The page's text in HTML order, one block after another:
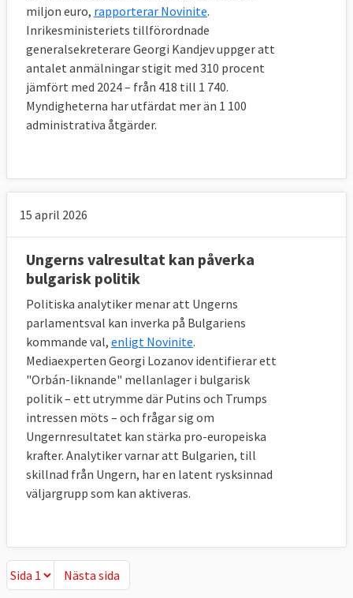
miljon euro, rapporterar Novinite.
Inrikesministeriets tillförordnade
generalsekreterare Georgi Kandjev uppger att
antalet anmälningar stigit med 310 procent
jämfört med 2024 – från 418 till 1 740.
Myndigheterna har utfärdat mer än 1 100
administrativa åtgärder.
15 april 2026
Ungerns valresultat kan påverka
bulgarisk politik
Politiska analytiker menar att Ungerns
parlamentsval kan inverka på Bulgariens
kommande val, enligt Novinite.
Mediaexperten Georgi Lozanov identifierar ett
"Orbán-liknande" mellanlager i bulgarisk
politik – ett utrymme där Putins och Trumps
intressen möts – och frågar sig om
Ungernresultatet kan stärka pro-europeiska
krafter. Analytiker varnar att Bulgarien, till
skillnad från Ungern, har en latent rysksinnad
väljargrupp som kan aktiveras.
Nästa sida
Nästa sida